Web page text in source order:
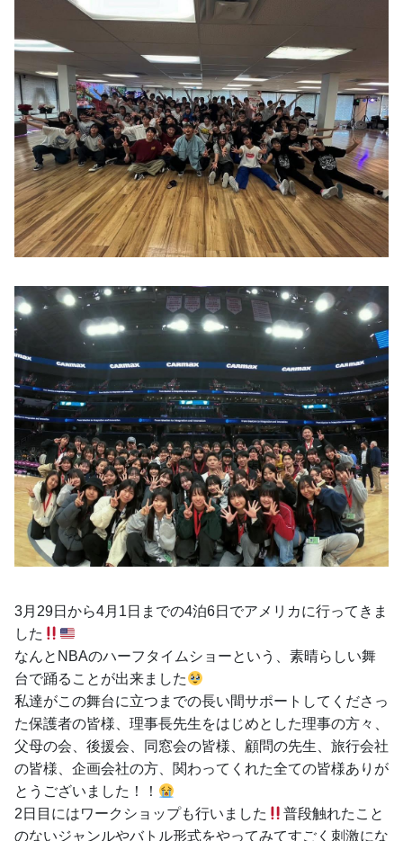
3月29日から4月1日までの4泊6日でアメリカに行ってきま
した
なんとNBAのハーフタイムショーという、素晴らしい舞
台で踊ることが出来ました
私達がこの舞台に立つまでの長い間サポートしてくださっ
た保護者の皆様、理事長先生をはじめとした理事の方々、
父母の会、後援会、同窓会の皆様、顧問の先生、旅行会社
の皆様、企画会社の方、関わってくれた全ての皆様ありが
とうございました！！
2日目にはワークショップも行いました
普段触れたこと
のないジャンルやバトル形式をやってみてすごく刺激にな